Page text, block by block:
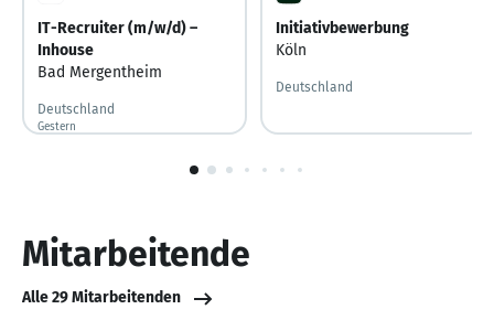
IT-Recruiter (m/w/d) –
Inhouse
Bad Mergentheim
Deutschland
Gestern
Gestern veröffentlicht
Initiativbewerbung
Köln
Deutschland
Mitarbeitende
Alle 29 Mitarbeitenden